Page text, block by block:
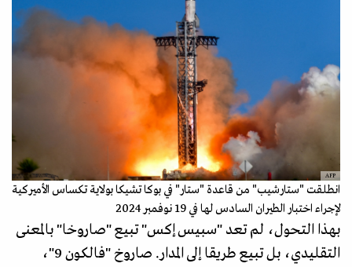
AFP
انطلقت "ستارشيب" من قاعدة "ستار" في بوكا تشيكا بولاية تكساس الأميركية
لإجراء اختبار الطيران السادس لها في 19 نوفمبر 2024
بهذا التحول، لم تعد "سبيس إكس" تبيع "صاروخا" بالمعنى
التقليدي، بل تبيع طريقا إلى المدار. صاروخ "فالكون 9"،